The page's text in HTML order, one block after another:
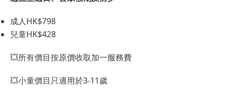
成人HK$798
兒童HK$428
💥所有價目按原價收取加一服務費
💥小童價目只適用於3-11歲